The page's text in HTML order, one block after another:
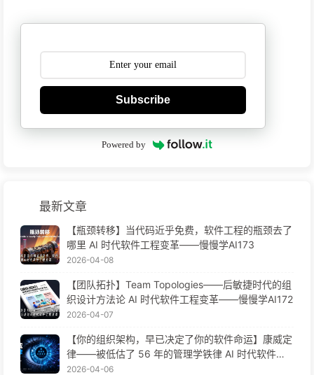
Subscribe
Powered by
最新文章
【瓶颈转移】当代码近乎免费，软件工程的瓶颈去了
哪里 AI 时代软件工程变革——慢慢学AI173
2026-04-08
【团队拓扑】Team Topologies——后敏捷时代的组
织设计方法论 AI 时代软件工程变革——慢慢学AI172
2026-04-07
【你的组织架构，早已决定了你的软件命运】康威定
律——被低估了 56 年的管理学铁律 AI 时代软件工
程变革——慢慢学AI171
2026-04-06